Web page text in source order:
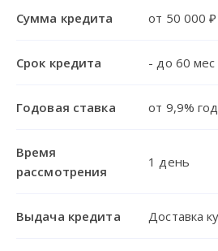
Сумма кредита от 50 000
Срок кредита - до 60 мес
Годовая ставка от 9,9%
Время
рассмотрения
1 день
Выдача кредита Доставка